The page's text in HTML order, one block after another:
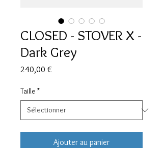
CLOSED - STOVER X -
Dark Grey
240,00 €
Taille *
Ajouter au panier